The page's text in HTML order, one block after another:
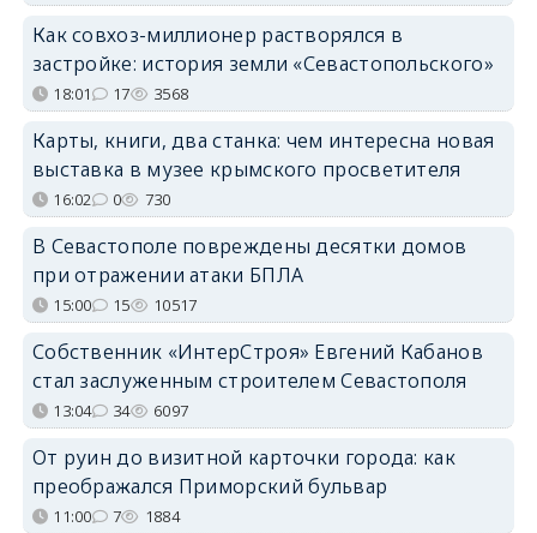
Как совхоз-миллионер растворялся в
застройке: история земли «Севастопольского»
18:01 17 3568
Карты, книги, два станка: чем интересна новая
выставка в музее крымского просветителя
16:02 0 730
В Севастополе повреждены десятки домов
при отражении атаки БПЛА
15:00 15 10517
Собственник «ИнтерСтроя» Евгений Кабанов
стал заслуженным строителем Севастополя
13:04 34 6097
От руин до визитной карточки города: как
преображался Приморский бульвар
11:00 7 1884